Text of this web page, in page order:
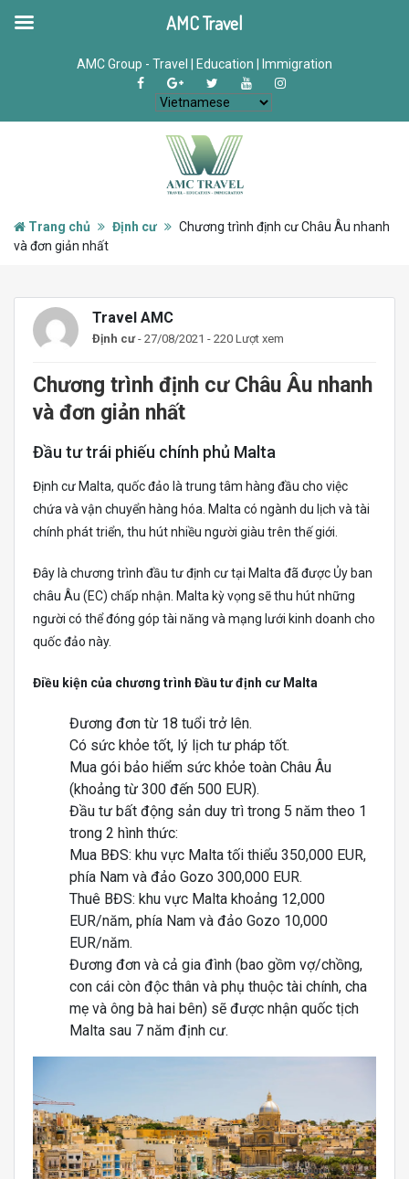
AMC Group - Travel | Education | Immigration
Trang chủ Định cư
Chương trình định cư Châu Âu nhanh
và đơn giản nhất
Travel AMC
Định cư - 27/08/2021 - 220 Lượt xem
Chương trình định cư Châu Âu nhanh
và đơn giản nhất
Đầu tư trái phiếu chính phủ Malta
Định cư Malta, quốc đảo là trung tâm hàng đầu cho việc
chứa và vận chuyển hàng hóa. Malta có ngành du lịch và tài
chính phát triển, thu hút nhiều người giàu trên thế giới.
Đây là chương trình đầu tư định cư tại Malta đã được Ủy ban
châu Âu (EC) chấp nhận. Malta kỳ vọng sẽ thu hút những
người có thể đóng góp tài năng và mạng lưới kinh doanh cho
quốc đảo này.
Điều kiện của chương trình Đầu tư định cư Malta
Đương đơn từ 18 tuổi trở lên.
Có sức khỏe tốt, lý lịch tư pháp tốt.
Mua gói bảo hiểm sức khỏe toàn Châu Âu
(khoảng từ 300 đến 500 EUR).
Đầu tư bất động sản duy trì trong 5 năm theo 1
trong 2 hình thức:
Mua BĐS: khu vực Malta tối thiểu 350,000 EUR,
phía Nam và đảo Gozo 300,000 EUR.
Thuê BĐS: khu vực Malta khoảng 12,000
EUR/năm, phía Nam và đảo Gozo 10,000
EUR/năm.
Đương đơn và cả gia đình (bao gồm vợ/chồng,
con cái còn độc thân và phụ thuộc tài chính, cha
mẹ và ông bà hai bên) sẽ được nhận quốc tịch
Malta sau 7 năm định cư.
AMC Travel